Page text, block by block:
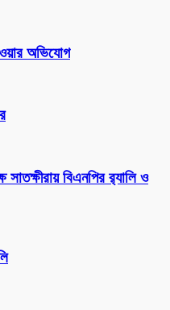
অভিযোগ
সাতক্ষীরায় বিএনপির র‌্যালি ও